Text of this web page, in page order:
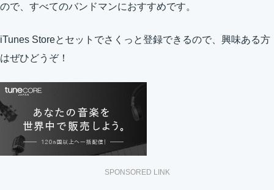
ので、すべてのバンドマンにおすすめです。
iTunes Storeとセットでさくっと登録できるので、興味ある方
はぜひどうぞ！
SPONSORED LINK